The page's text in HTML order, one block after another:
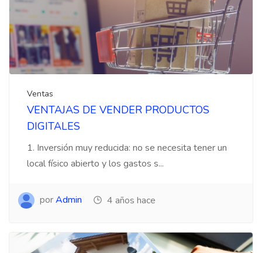
Ventas
VENTAJAS DE VENDER PRODUCTOS
DIGITALES
1. Inversión muy reducida: no se necesita tener un
local físico abierto y los gastos s...
porAdmin 4 años hace